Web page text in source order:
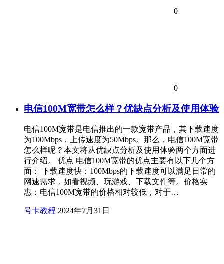
0
0
电信100M宽带怎么样？优缺点分析及使用体验
电信100M宽带是电信推出的一款宽带产品，其下载速度
为100Mbps，上传速度为50Mbps。那么，电信100M宽带
怎么样呢？本文将从优缺点分析及使用体验两个方面进
行介绍。 优点 电信100M宽带的优点主要有以下几个方
面： 下载速度快：100Mbps的下载速度可以满足日常的
网速需求，如看视频、玩游戏、下载文件等。价格实
惠：电信100M宽带的价格相对较低，对于…
号卡教程 2024年7月31日